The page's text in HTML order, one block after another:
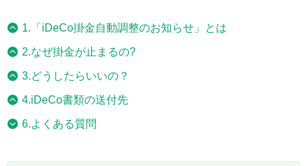
1.「iDeCo掛金自動調整のお知らせ」とは
2.なぜ掛金が止まるの?
3.どうしたらいいの？
4.iDeCo書類の送付先
6.よくある質問